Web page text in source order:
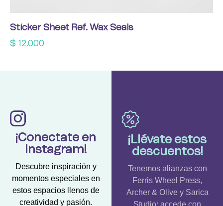
Sticker Sheet Ref. Wax Seals
$ 12.000
¡Conectate en
Instagram!
Descubre inspiración y
momentos especiales en
estos espacios llenos de
creatividad y pasión.
¡Llévate estos
descuentos!
Tenemos alianzas con
Ferris Wheel Press,
Archer & Olive y Sarica
Studio; accede con